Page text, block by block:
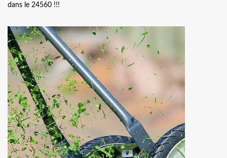
dans le 24560 !!!